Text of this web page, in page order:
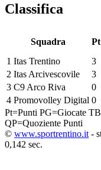
Classifica
Squadra Pt
1 Itas Trentino 3
2 Itas Arcivescovile 3
3 C9 Arco Riva 0
4 Promovolley Digital 0
Pt=Punti PG=Giocate
QP=Quoziente Punti
© www.sportrentino.it-
0,142 sec.